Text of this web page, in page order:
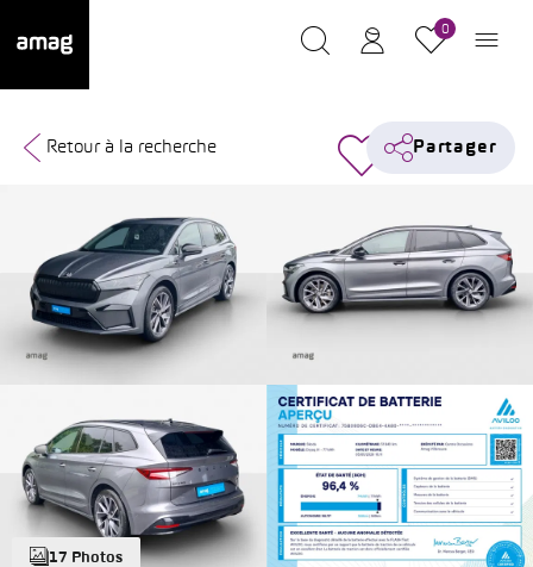
0
17 Photos
Retour à la recherche Partager